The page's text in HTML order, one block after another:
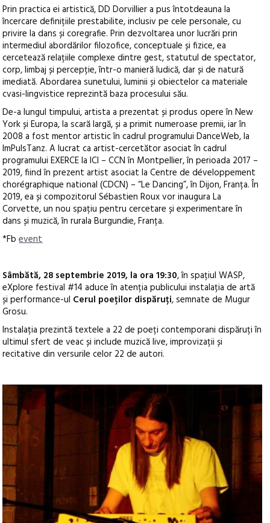
Prin practica ei artistică, DD Dorvillier a pus întotdeauna la
încercare definițiile prestabilite, inclusiv pe cele personale, cu
privire la dans și coregrafie. Prin dezvoltarea unor lucrări prin
intermediul abordărilor filozofice, conceptuale și fizice, ea
cercetează relațiile complexe dintre gest, statutul de spectator,
corp, limbaj și percepție, într-o manieră ludică, dar și de natură
imediată. Abordarea sunetului, luminii și obiectelor ca materiale
cvasi-lingvistice reprezintă baza procesului său.
De-a lungul timpului, artista a prezentat și produs opere în New
York și Europa, la scară largă, și a primit numeroase premii, iar în
2008 a fost mentor artistic în cadrul programului DanceWeb, la
ImPulsTanz. A lucrat ca artist-cercetător asociat în cadrul
programului EXERCE la ICI – CCN în Montpellier, în perioada 2017 –
2019, fiind în prezent artist asociat la Centre de développement
chorégraphique national (CDCN) – “Le Dancing”, în Dijon, Franța. În
2019, ea și compozitorul Sébastien Roux vor inaugura La
Corvette, un nou spațiu pentru cercetare și experimentare în
dans și muzică, în rurala Burgundie, Franța.
*Fbevent
Sâmbătă, 28 septembrie 2019, la ora 19:30, în spațiul WASP,
eXplore festival #14 aduce în atenția publicului instalația de artă
și performance-ul Cerul poeților dispăruți, semnate de Mugur
Grosu.
Instalația prezintă textele a 22 de poeți contemporani dispăruți în
ultimul sfert de veac și include muzică live, improvizații și
recitative din versurile celor 22 de autori.